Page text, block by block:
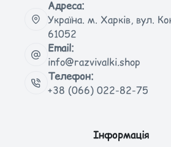
Адреса:
Україна. м. Харків, вул.
61052
Email:
info@razvivalki.shop
Телефон:
+38 (066) 022-82-75
Інформація